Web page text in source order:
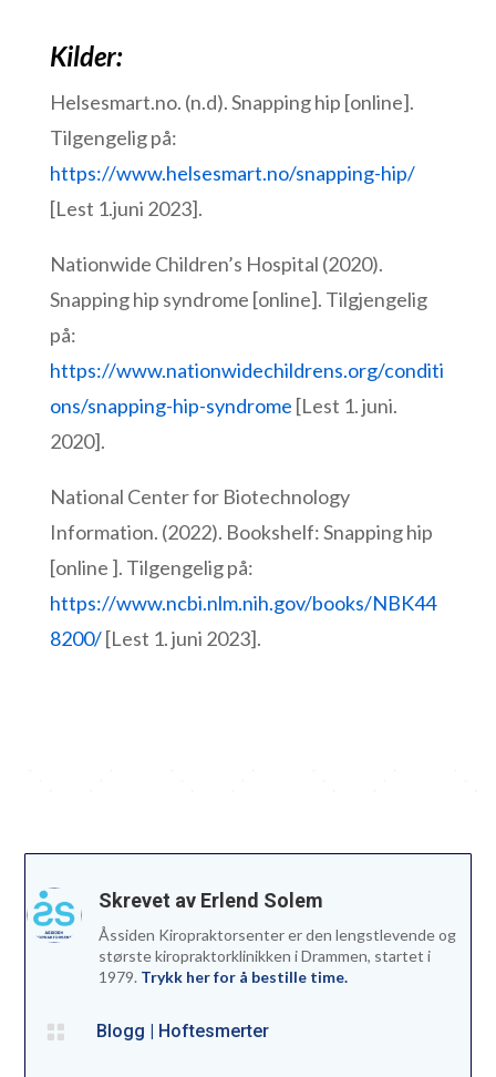
Kilder:
Helsesmart.no. (n.d). Snapping hip [online].
Tilgengelig på:
https://www.helsesmart.no/snapping-hip/
[Lest 1.juni 2023].
Nationwide Children’s Hospital (2020).
Snapping hip syndrome [online]. Tilgjengelig
på:
https://www.nationwidechildrens.org/conditi
ons/snapping-hip-syndrome [Lest 1. juni.
2020].
National Center for Biotechnology
Information. (2022). Bookshelf: Snapping hip
[online ]. Tilgengelig på:
https://www.ncbi.nlm.nih.gov/books/NBK44
8200/[Lest 1. juni 2023].
Skrevet av Erlend Solem
Åssiden Kiropraktorsenter er den lengstlevende og
største kiropraktorklinikken i Drammen, startet i
1979. Trykk her for å bestille time.
 Blogg Hoftesmerter